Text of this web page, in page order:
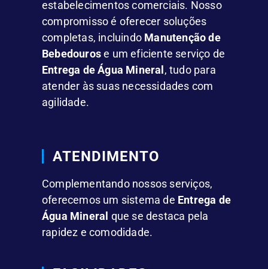
estabelecimentos comerciais. Nosso
compromisso é oferecer soluções
completas, incluindo Manutenção de
Bebedourose um eficiente serviço de
Entrega de Água Mineral , tudo para
atender às suas necessidades com
agilidade.
ATENDIMENTO
Complementando nossos serviços,
oferecemos um sistema de Entrega de
Água Mineral que se destaca pela
rapidez e comodidade.